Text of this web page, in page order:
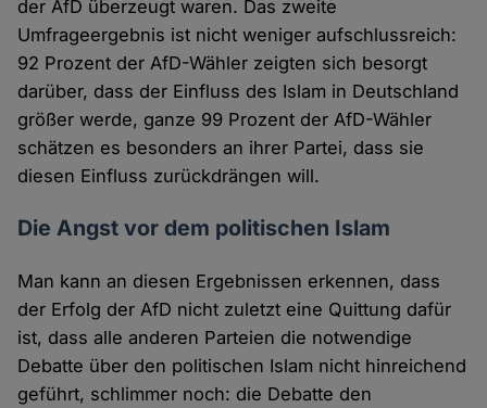
der AfD überzeugt waren. Das zweite
Umfrageergebnis ist nicht weniger aufschlussreich:
92 Prozent der AfD-Wähler zeigten sich besorgt
darüber, dass der Einfluss des Islam in Deutschland
größer werde, ganze 99 Prozent der AfD-Wähler
schätzen es besonders an ihrer Partei, dass sie
diesen Einfluss zurückdrängen will.
Die Angst vor dem politischen Islam
Man kann an diesen Ergebnissen erkennen, dass
der Erfolg der AfD nicht zuletzt eine Quittung dafür
ist, dass alle anderen Parteien die notwendige
Debatte über den politischen Islam nicht hinreichend
geführt, schlimmer noch: die Debatte den